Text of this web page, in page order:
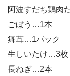
阿波すだち鶏肉
ごぼう…1本
舞茸…1パック
生しいたけ…3枚
長ねぎ…2本